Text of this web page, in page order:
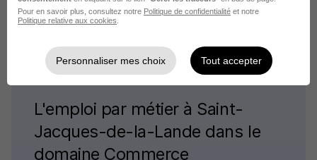
Vilaine
L'emploi par métier à Saint-
Jacques-de-la-Lande dans le
domaine Commerce
Pour en savoir plus, consultez notre Politique de confidentialité et notre
Politique relative aux cookies
Personnaliser mes choix Tout accepter